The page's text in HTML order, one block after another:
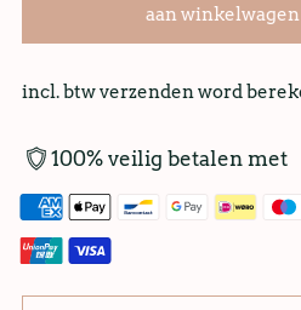
aan
incl. btw verzenden word
100% veilig betalen met